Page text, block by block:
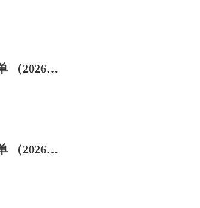
大理日报 | 大理白族自治州人民代表大会常务委员会免职名单 （2026年6月27日大理白族自治州第十五届人民代表大会常务委员会第三十一次会议通过）
大理日报 | 大理白族自治州人民代表大会常务委员会免职名单 （2026年6月27日大理白族自治州第十五届人民代表大会常务委员会第三十一次会议通过）